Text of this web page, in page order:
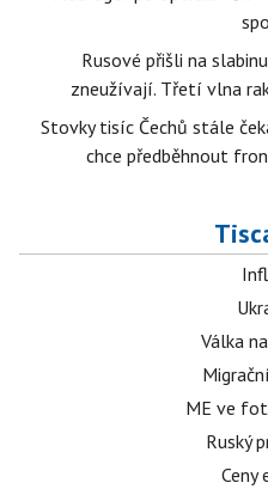
Rusové přišli na
zneužívají. Třetí vlna
Stovky tisíc Čechů stále
chce předběhnout
Válka
ME ve
Ruský
Ceny